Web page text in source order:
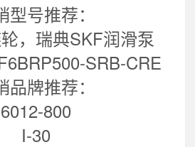
型号推荐：
，瑞典SKF润滑泵
SRB-CRE
品牌推荐：
6012-800
I-30